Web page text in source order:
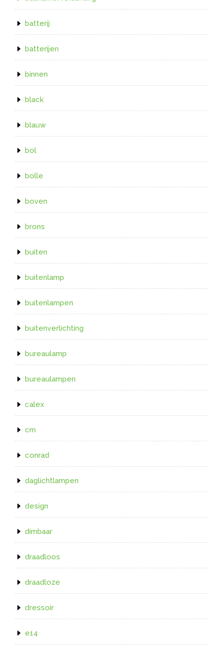
batterij
batterijen
binnen
black
blauw
bol
bolle
boven
brons
buiten
buitenlamp
buitenlampen
buitenverlichting
bureaulamp
bureaulampen
calex
cm
conrad
daglichtlampen
design
dimbaar
draadloos
draadloze
dressoir
e14